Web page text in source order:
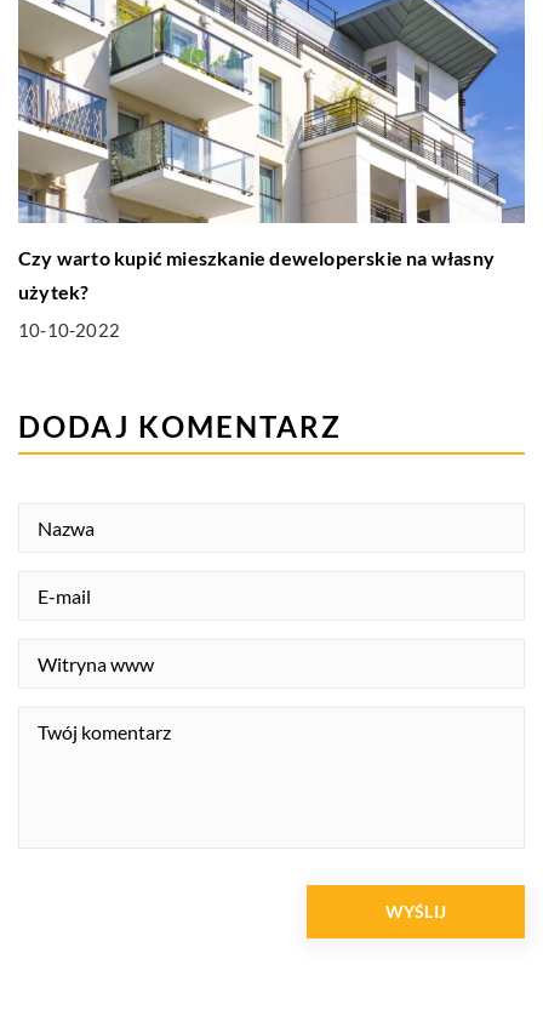
Czy warto kupić mieszkanie deweloperskie na własny
użytek?
10-10-2022
DODAJ KOMENTARZ